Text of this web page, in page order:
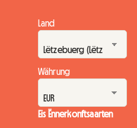
Land
Währung
Eis Ënnerkonftsaarten